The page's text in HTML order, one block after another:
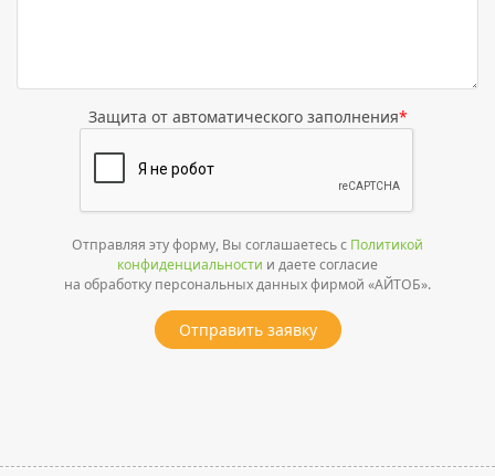
Защита от автоматического заполнения*
Отправляя эту форму, Вы соглашаетесь с Политикой
конфиденциальности и даете согласие
на обработку персональных данных фирмой «АЙТОБ».
Отправить заявку